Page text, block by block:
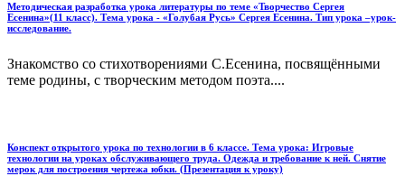
Методическая разработка урока литературы по теме «Творчество Сергея
Есенина»(11 класс). Тема урока - «Голубая Русь» Сергея Есенина. Тип урока –урок-
исследование.
Знакомство со стихотворениями С.Есенина, посвящёнными
теме родины, с творческим методом поэта....
Конспект открытого урока по технологии в 6 классе. Тема урока: Игровые
технологии на уроках обслуживающего труда. Одежда и требование к ней. Снятие
мерок для построения чертежа юбки. (Презентация к уроку)